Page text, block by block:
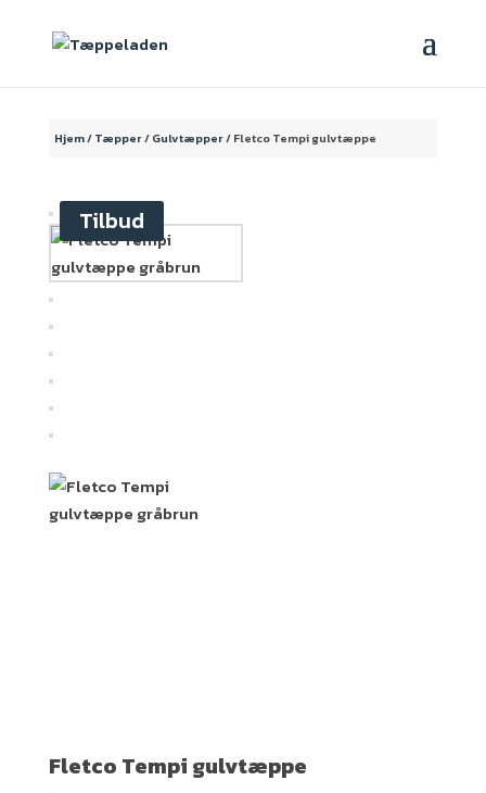
Hjem/Tæpper/Gulvtæpper/ Fletco Tempi gulvtæppe
Tilbud
Fletco Tempi gulvtæppe